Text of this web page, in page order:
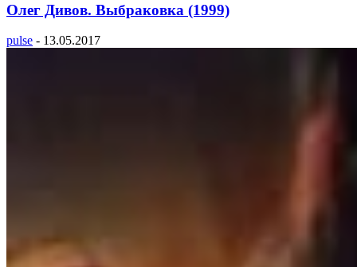
Олег Дивов. Выбраковка (1999)
pulse - 13.05.2017